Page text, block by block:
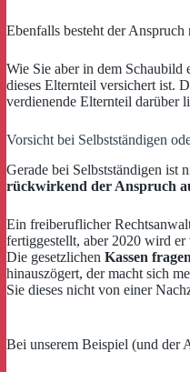
Ebenfalls besteht der Anspruch
Wie Sie aber in dem Schaubild
dieses Elternteil versichert ist.
verdienende Elternteil darüber
Vorsicht bei Selbstständigen
Gerade bei Selbstständigen ist
rückwirkend der Anspruch
Ein freiberuflicher
fertiggestellt, aber 2020 wird
Die gesetzlichen Kassen
hinauszögert, der macht sich
Sie dieses nicht von einer
Bei unserem Beispiel (und der